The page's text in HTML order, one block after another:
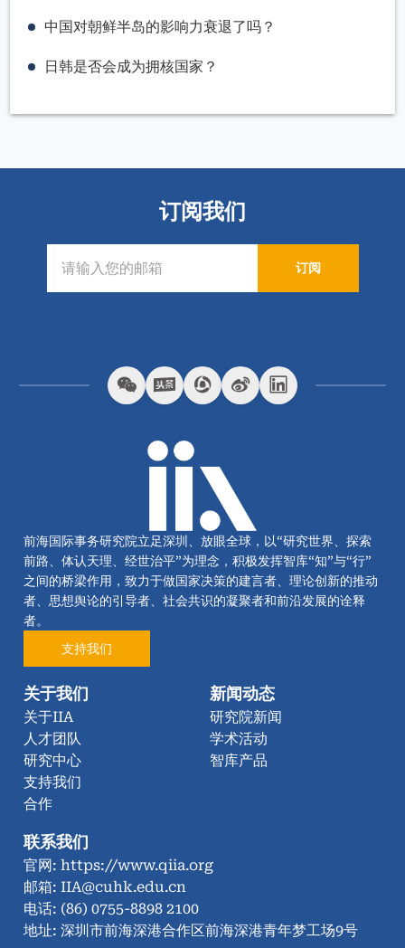
中国对朝鲜半岛的影响力衰退了吗？
日韩是否会成为拥核国家？
订阅我们
订阅
前海国际事务研究院立足深圳、放眼全球，以“研究世界、探索
前路、体认天理、经世治平”为理念，积极发挥智库“知”与“行”
之间的桥梁作用，致力于做国家决策的建言者、理论创新的推动
者、思想舆论的引导者、社会共识的凝聚者和前沿发展的诠释
者。
支持我们
关于我们
关于IIA
人才团队
研究中心
支持我们
合作
新闻动态
研究院新闻
学术活动
智库产品
联系我们
官网: https://www.qiia.org
邮箱: IIA@cuhk.edu.cn
电话: (86) 0755-8898 2100
地址: 深圳市前海深港合作区前海深港青年梦工场9号